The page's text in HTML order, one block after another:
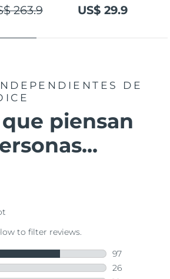
263.9 US$ 29.9
DE
piensan